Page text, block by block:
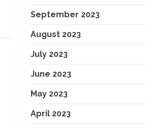
September 2023
August 2023
July 2023
June 2023
May 2023
April 2023